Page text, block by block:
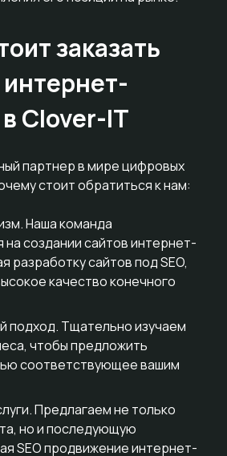
заказать
Clover-IT
партнер в мире цифровых
стоит обратиться к нам:
Наша команда
на создании сайтов интернет-
разработку сайтов под SEO,
качество конечного
подход. Тщательно изучаем
чтобы предложить
соответствующее вашим
Предлагаем не только
но и последующую
SEO продвижение интернет-